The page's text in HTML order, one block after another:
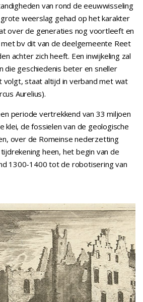
van rond de eeuwwisseling
weerslag gehad op het karakter
over de generaties nog voortleeft en
bv dit van de deelgemeente Reet
achter zich heeft. Een inwijkeling zal
die geschiedenis beter en sneller
volgt, staat altijd in verband met wat
Aurelius).
periode vertrekkend van 33 miljoen
klei, de fossielen van de geologische
over de Romeinse nederzetting
heen, het begin van de
1300-1400 tot de robotisering van